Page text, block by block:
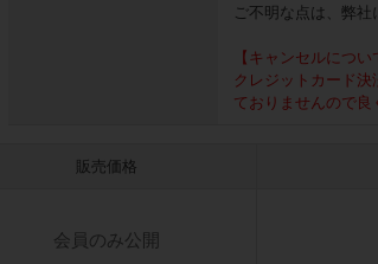
ご不明な点は、弊社
【キャンセルについ
クレジットカード
ておりませんので良
販売価格
会員のみ公開